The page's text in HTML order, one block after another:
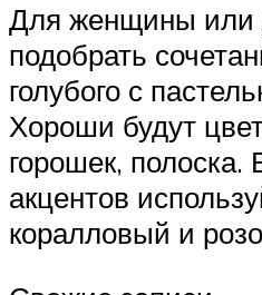
Для женщины или
подобрать
голубого с
Хороши будут
горошек, полоска.
акцентов
коралловый и